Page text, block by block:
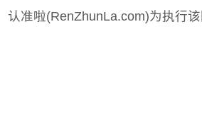
认准啦(RenZhunLa.com)为执行